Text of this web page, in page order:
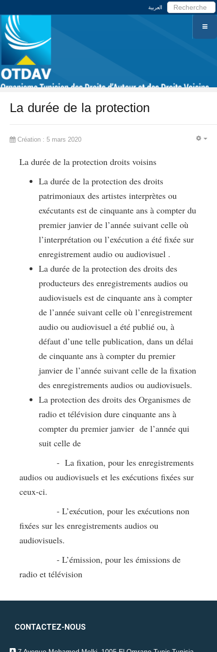
العربية
La durée de la protection
Création : 5 mars 2020
La durée de la protection droits voisins
La durée de la protection des droits
patrimoniaux des artistes interprètes ou
exécutants est de cinquante ans à compter du
premier janvier de l’année suivant celle où
l’interprétation ou l’exécution a été fixée sur
enregistrement audio ou audiovisuel .
La durée de la protection des droits des
producteurs des enregistrements audios ou
audiovisuels est de cinquante ans à compter
de l’année suivant celle où l’enregistrement
audio ou audiovisuel a été publié ou, à
défaut d’une telle publication, dans un délai
de cinquante ans à compter du premier
janvier de l’année suivant celle de la fixation
des enregistrements audios ou audiovisuels.
La protection des droits des Organismes de
radio et télévision dure cinquante ans à
compter du premier janvier de l’année qui
suit celle de
- La fixation, pour les enregistrements
audios ou audiovisuels et les exécutions fixées sur
ceux-ci.
- L’exécution, pour les exécutions non
fixées sur les enregistrements audios ou
audiovisuels.
- L’émission, pour les émissions de
radio et télévision
CONTACTEZ-NOUS